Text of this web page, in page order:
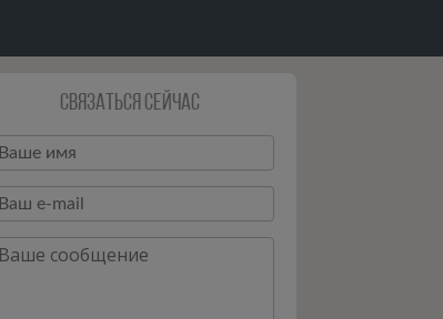
Связаться сейчас